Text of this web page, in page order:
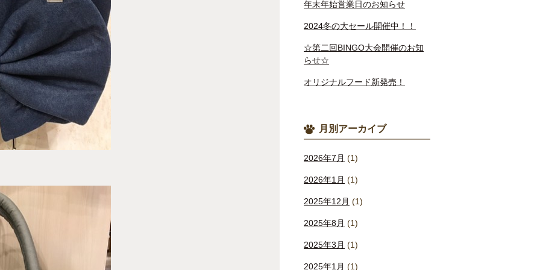
年末年始営業日のお知らせ
2024冬の大セール開催中！！
☆第二回BINGO大会開催のお知
らせ☆
オリジナルフード新発売！
月別アーカイブ
2026年7月 (1)
2026年1月 (1)
2025年12月 (1)
2025年8月 (1)
2025年3月 (1)
2025年1月 (1)